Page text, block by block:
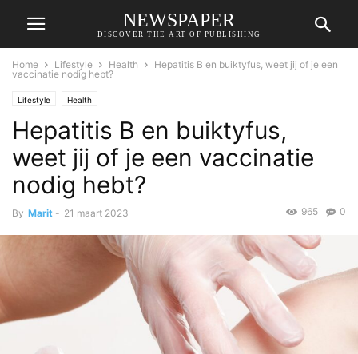
NEWSPAPER
DISCOVER THE ART OF PUBLISHING
Home Lifestyle Health
Hepatitis B en buiktyfus, weet jij of je een
vaccinatie nodig hebt?
Lifestyle Health
Hepatitis B en buiktyfus,
weet jij of je een vaccinatie
nodig hebt?
By Marit - 21 maart 2023 0
965